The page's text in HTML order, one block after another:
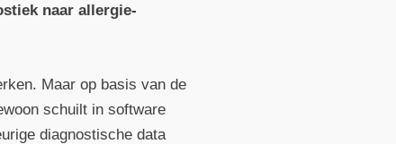
naar allergie­
Maar op basis van de
schuilt in software
diagnostische data